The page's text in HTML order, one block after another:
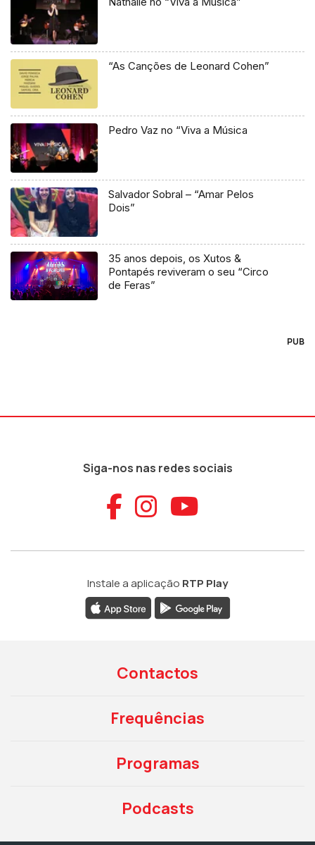
“As Canções de Leonard Cohen”
Pedro Vaz no “Viva a Música
Salvador Sobral – “Amar Pelos
Dois”
35 anos depois, os Xutos &
Pontapés reviveram o seu “Circo
de Feras”
PUB
Siga-nos nas redes sociais
Aceder ao
Aceder ao
Aceder
Instale a aplicação RTP Play
Contactos
Frequências
Programas
Podcasts